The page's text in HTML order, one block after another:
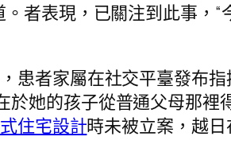
者表現，已關注到此事，“
患者家屬在社交平臺發布指
她的孩子從普通父母那裡
住宅設計時未被立案，越